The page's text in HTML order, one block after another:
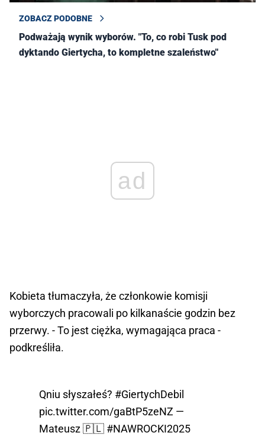
ZOBACZ PODOBNE
Podważają wynik wyborów. "To, co robi Tusk pod
dyktando Giertycha, to kompletne szaleństwo"
ad
Kobieta tłumaczyła, że członkowie komisji
wyborczych pracowali po kilkanaście godzin bez
przerwy. - To jest ciężka, wymagająca praca -
podkreśliła.
Qniu słyszałeś? #GiertychDebil
pic.twitter.com/gaBtP5zeNZ —
Mateusz 🇵🇱 #NAWROCKI2025